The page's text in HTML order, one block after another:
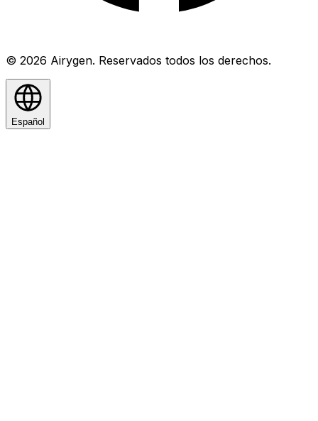
© 2026 Airygen. Reservados todos los derechos.
Español